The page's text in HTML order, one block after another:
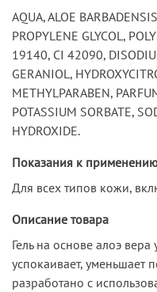
AQUA, ALOE
PROPYLENE GLYCOL,
19140, CI 42090,
GERANIOL,
METHYLPARABEN,
POTASSIUM SORBATE,
HYDROXIDE.
Показания к
Для всех типов кожи,
Описание товара
Гель на основе алоэ вера
успокаивает, уменьшает
разработано с